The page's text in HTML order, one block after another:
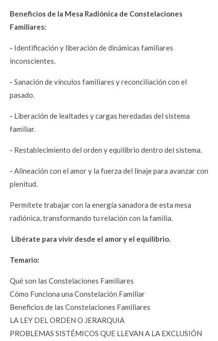
Beneficios de la Mesa Radiónica de Constelaciones
Familiares:
- Identificación y liberación de dinámicas familiares
inconscientes.
- Sanación de vínculos familiares y reconciliación con el
pasado.
- Liberación de lealtades y cargas heredadas del sistema
familiar.
- Restablecimiento del orden y equilibrio dentro del sistema.
- Alineación con el amor y la fuerza del linaje para avanzar con
plenitud.
Permítete trabajar con la energía sanadora de esta mesa
radiónica, transformando tu relación con la familia.
Libérate para vivir desde el amor y el equilibrio.
Temario:
Qué son las Constelaciones Familiares
Cómo Funciona una Constelación Familiar
Beneficios de las Constelaciones Familiares
LA LEY DEL ORDEN O JERARQUIA
PROBLEMAS SISTÉMICOS QUE LLEVAN A LA EXCLUSIÓN